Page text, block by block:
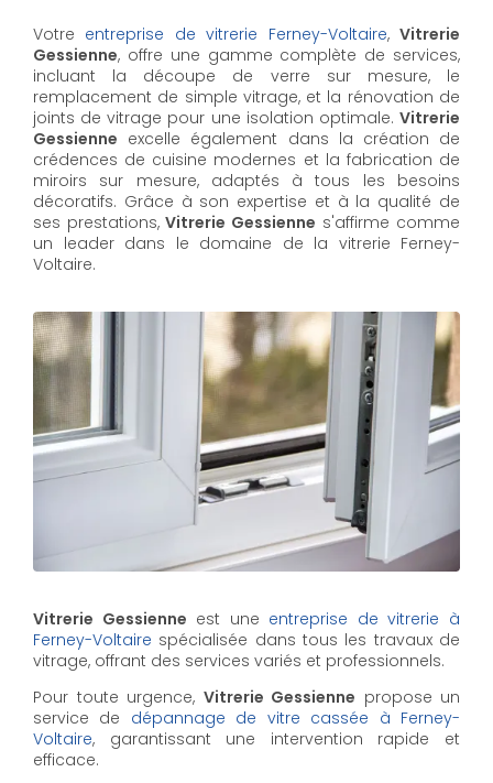
Votre entreprise de vitrerie Ferney-Voltaire,Vitrerie
Gessienne, offre une gamme complète de services,
incluant la découpe de verre sur mesure, le
remplacement de simple vitrage, et la rénovation de
joints de vitrage pour une isolation optimale. Vitrerie
Gessienne excelle également dans la création de
crédences de cuisine modernes et la fabrication de
miroirs sur mesure, adaptés à tous les besoins
décoratifs. Grâce à son expertise et à la qualité de
ses prestations, Vitrerie Gessienne s'affirme comme
un leader dans le domaine de la vitrerie Ferney-
Voltaire.
Vitrerie Gessienne est une entreprise de vitrerie à
Ferney-Voltaire spécialisée dans tous les travaux de
vitrage, offrant des services variés et professionnels.
Pour toute urgence, Vitrerie Gessienne propose un
service de dépannage de vitre cassée à Ferney-
Voltaire, garantissant une intervention rapide et
efficace.